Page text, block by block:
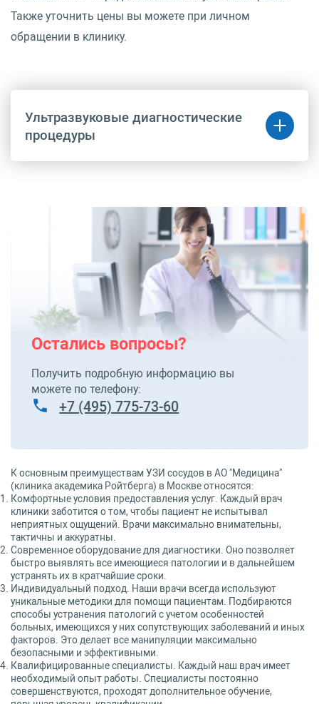
Также уточнить цены вы можете при личном
обращении в клинику.
Ультразвуковые диагностические
процедуры
Ультразвуковая
допплерография вен
нижних конечностей
Остались вопросы?
Получить подробную информацию вы
можете по телефону:
+7 (495) 775-73-60
К основным преимуществам УЗИ сосудов в АО "Медицина"
(клиника академика Ройтберга) в Москве относятся:
Комфортные условия предоставления услуг. Каждый врач
клиники заботится о том, чтобы пациент не испытывал
неприятных ощущений. Врачи максимально внимательны,
тактичны и аккуратны.
Современное оборудование для диагностики. Оно позволяет
быстро выявлять все имеющиеся патологии и в дальнейшем
устранять их в кратчайшие сроки.
Индивидуальный подход. Наши врачи всегда используют
уникальные методики для помощи пациентам. Подбираются
способы устранения патологий с учетом особенностей
больных, имеющихся у них сопутствующих заболеваний и иных
факторов. Это делает все манипуляции максимально
безопасными и эффективными.
Квалифицированные специалисты. Каждый наш врач имеет
необходимый опыт работы. Специалисты постоянно
совершенствуются, проходят дополнительное обучение,